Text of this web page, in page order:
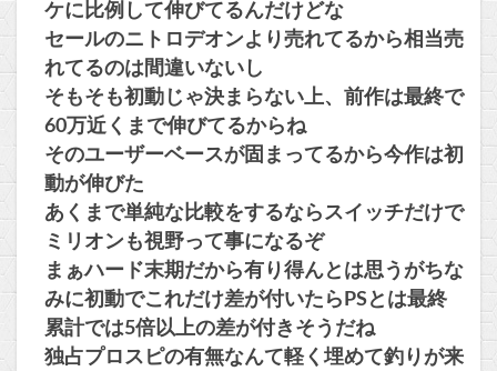
ケに比例して伸びてるんだけどな
セールのニトロデオンより売れてるから相当売
れてるのは間違いないし
そもそも初動じゃ決まらない上、前作は最終で
60万近くまで伸びてるからね
そのユーザーベースが固まってるから今作は初
動が伸びた
あくまで単純な比較をするならスイッチだけで
ミリオンも視野って事になるぞ
まぁハード末期だから有り得んとは思うがちな
みに初動でこれだけ差が付いたらPSとは最終
累計では5倍以上の差が付きそうだね
独占プロスピの有無なんて軽く埋めて釣りが来